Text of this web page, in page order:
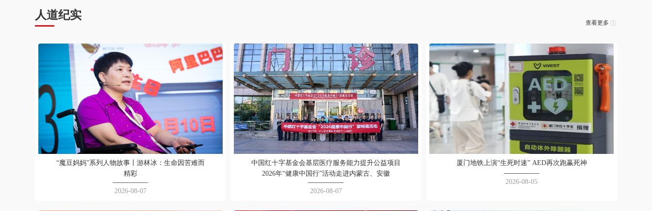
中国红十字基金会“愈见希望-溃疡性结肠炎患者援助项目”申请公告
人道纪实
查看更多
“魔豆妈妈”系列人物故事丨游林冰：生命因苦难而
精彩
2026-08-07
中国红十字基金会基层医疗服务能力提升公益项目
2026年“健康中国行”活动走进内蒙古、安徽
2026-08-07
厦门地铁上演“生死时速” AED再次跑赢死神
2026-08-05